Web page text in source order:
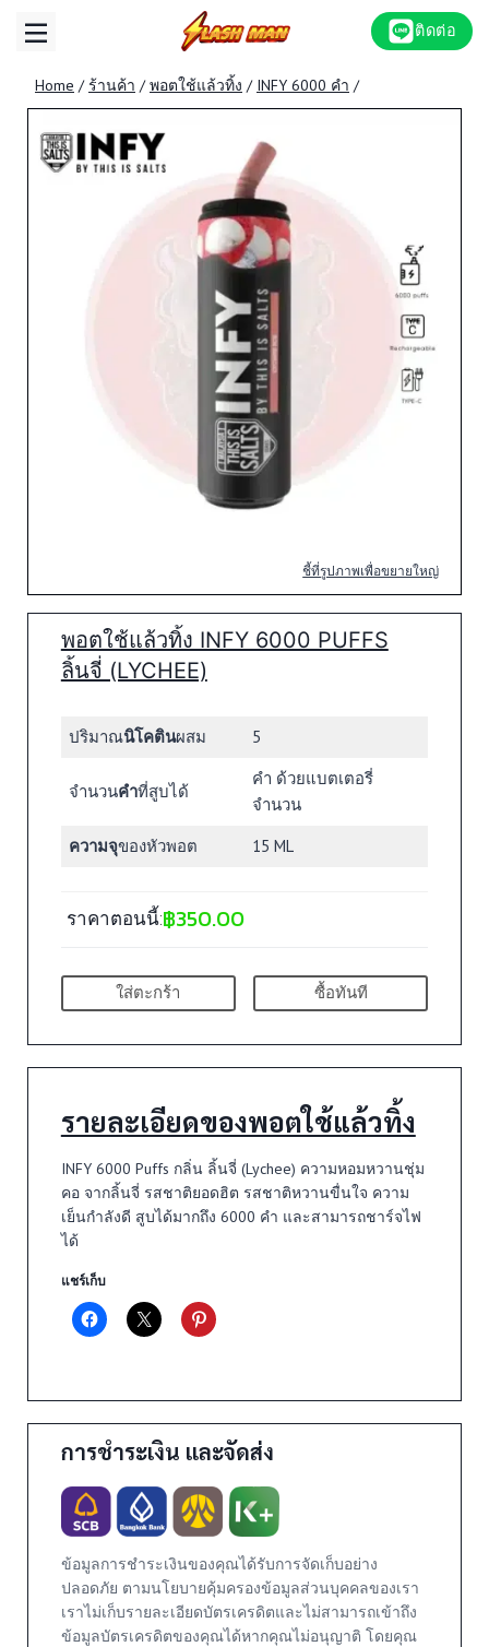
ติดต่อ
Home / ร้านค้า / พอตใช้แล้วทิ้ง / INFY 6000 คำ /
ชี้ที่รูปภาพเพื่อขยายใหญ่
พอตใช้แล้วทิ้ง INFY 6000 PUFFS
ลิ้นจี่ (LYCHEE)
ปริมาณนิโคตินผสม 5
จำนวนคำที่สูบได้
คำ ด้วยแบตเตอรี่
จำนวน
ความจุของหัวพอต 15 ML
ราคาตอนนี้:฿350.00
ใส่ตะกร้า ซื้อทันที
รายละเอียดของพอตใช้แล้วทิ้ง
INFY 6000 Puffs กลิ่น ลิ้นจี่ (Lychee) ความหอมหวานชุ่ม
คอ จากลิ้นจี่ รสชาติยอดฮิต รสชาติหวานขื่นใจ ความ
เย็นกำลังดี สูบได้มากถึง 6000 คำ และสามารถชาร์จไฟ
ได้
แชร์เก็บ
การชำระเงิน และจัดส่ง
ข้อมูลการชำระเงินของคุณได้รับการจัดเก็บอย่าง
ปลอดภัย ตามนโยบายคุ้มครองข้อมูลส่วนบุคคลของเรา
เราไม่เก็บรายละเอียดบัตรเครดิตและไม่สามารถเข้าถึง
ข้อมูลบัตรเครดิตของคุณได้หากคุณไม่อนุญาติ โดยคุณ